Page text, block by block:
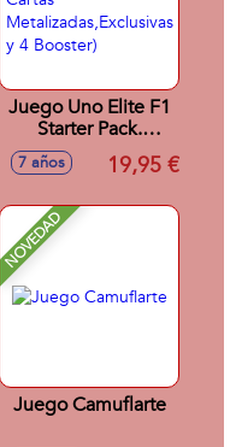
Juego Uno Elite F1
Starter Pack.
(Incluye Cartas
Metalizadas,Exclusivas
7 años 19,95 €
NOVEDAD
Juego Camuflarte